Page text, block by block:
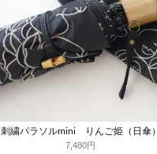
刺繍パラソルmini りんご姫（日傘）
7,480円